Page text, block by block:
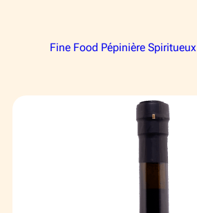
FR EN
Fine Food Pépinière Spiritueux